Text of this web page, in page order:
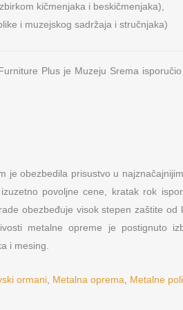
kičmenjaka i beskičmenjaka),
i muzejskog sadržaja i stručnjaka)
Plus je Muzeju Srema
je obezbedila prisustvo u
povoljne cene, kratak rok
obezbeđuje visok stepen zaštite od
metalne opreme je postignuto
i mesing.
ormani Metalna oprema Metalne
PODACI O MFP
20223782
4674
165-9568-53
9001:2008
18001
Lokeri
Oprema za
Hrvatska